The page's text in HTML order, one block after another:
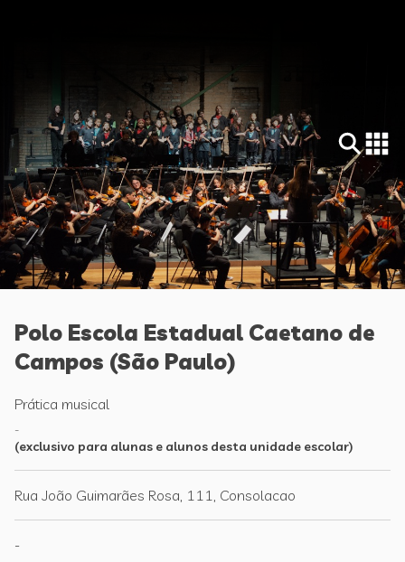
Polo Escola Estadual Caetano de
Campos (São Paulo)
Prática musical
-
(exclusivo para alunas e alunos desta unidade escolar)
Rua João Guimarães Rosa, 111, Consolacao
-